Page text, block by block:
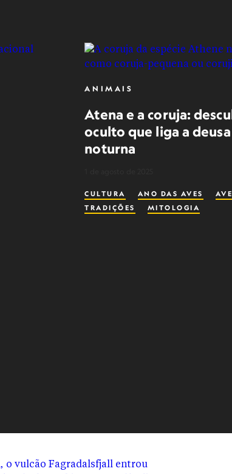
ANIMAIS
Atena e a coruja:
oculto que liga a
noturna
CULTURA ANO DAS AVES
TRADIÇÕES
MITOLOGIA